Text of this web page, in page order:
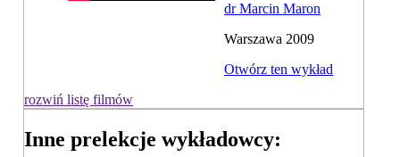
dr Marcin Maron
Warszawa 2009
Otwórz ten wykład
rozwiń listę filmów
Inne prelekcje wykładowcy: